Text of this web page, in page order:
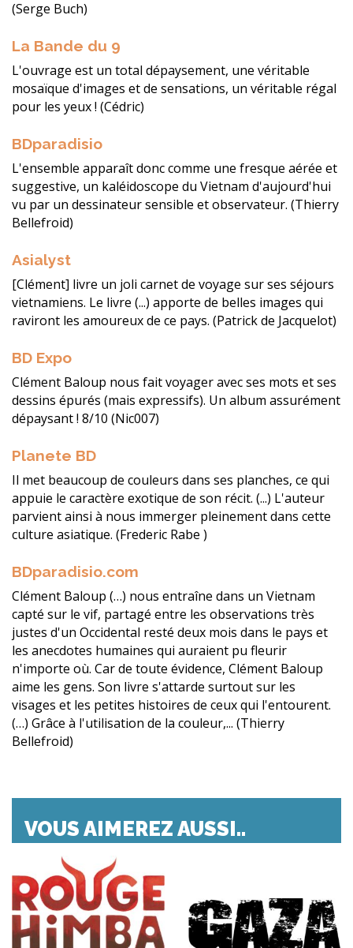
(Serge Buch)
La Bande du 9
L'ouvrage est un total dépaysement, une véritable
mosaïque d'images et de sensations, un véritable régal
pour les yeux ! (Cédric)
BDparadisio
L'ensemble apparaît donc comme une fresque aérée et
suggestive, un kaléidoscope du Vietnam d'aujourd'hui
vu par un dessinateur sensible et observateur. (Thierry
Bellefroid)
Asialyst
[Clément] livre un joli carnet de voyage sur ses séjours
vietnamiens. Le livre (...) apporte de belles images qui
raviront les amoureux de ce pays. (Patrick de Jacquelot)
BD Expo
Clément Baloup nous fait voyager avec ses mots et ses
dessins épurés (mais expressifs). Un album assurément
dépaysant ! 8/10 (Nic007)
Planete BD
Il met beaucoup de couleurs dans ses planches, ce qui
appuie le caractère exotique de son récit. (...) L'auteur
parvient ainsi à nous immerger pleinement dans cette
culture asiatique. (Frederic Rabe )
BDparadisio.com
Clément Baloup (…) nous entraîne dans un Vietnam
capté sur le vif, partagé entre les observations très
justes d'un Occidental resté deux mois dans le pays et
les anecdotes humaines qui auraient pu fleurir
n'importe où. Car de toute évidence, Clément Baloup
aime les gens. Son livre s'attarde surtout sur les
visages et les petites histoires de ceux qui l'entourent.
(…) Grâce à l'utilisation de la couleur,... (Thierry
Bellefroid)
VOUS AIMEREZ AUSSI..